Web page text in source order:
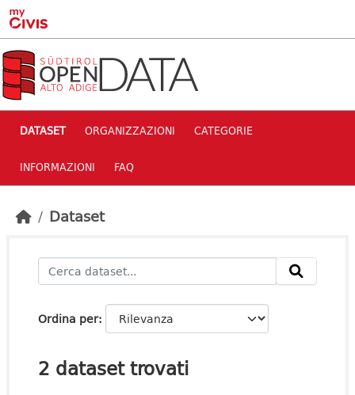
Skip to main content
DATASET ORGANIZZAZIONI CATEGORIE
INFORMAZIONI FAQ
Dataset
Ordina per
2 dataset trovati